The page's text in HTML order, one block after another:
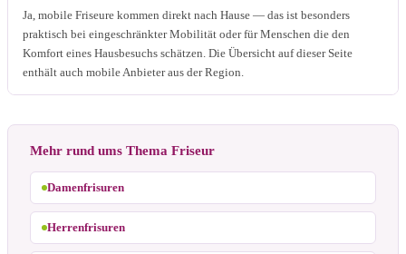
Ja, mobile Friseure kommen direkt nach Hause — das ist besonders
praktisch bei eingeschränkter Mobilität oder für Menschen die den
Komfort eines Hausbesuchs schätzen. Die Übersicht auf dieser Seite
enthält auch mobile Anbieter aus der Region.
Mehr rund ums Thema Friseur
Damenfrisuren
Herrenfrisuren